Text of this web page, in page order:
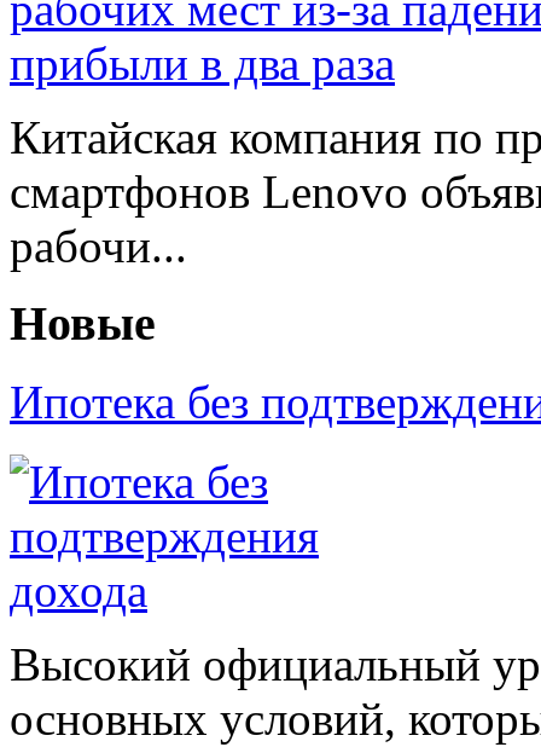
Китайская компания по
смартфонов Lenovo
рабочи...
Новые
Ипотека без
Высокий официальный
основных условий,